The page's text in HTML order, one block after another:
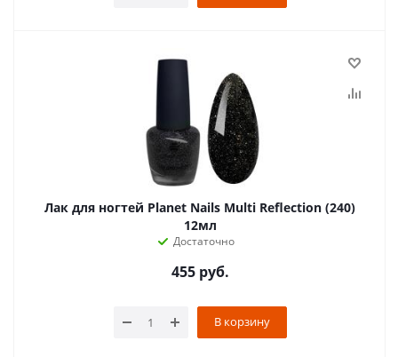
Лак для ногтей Planet Nails Multi Reflection (240)
12мл
Достаточно
455руб.
В корзину